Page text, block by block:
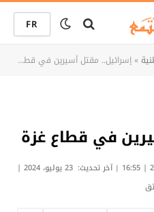
FR
»إسرائيل.. مقتل أسيرين في قطاع غزة
في قطاع غزة
آخر تحديث:
23 يوليو، 2024 |